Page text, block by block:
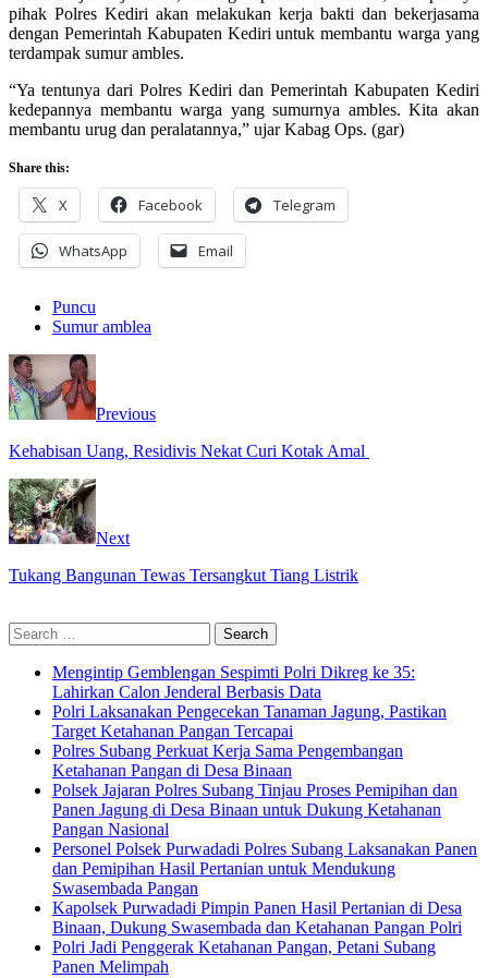
pihak Polres Kediri akan melakukan kerja bakti dan bekerjasama
dengan Pemerintah Kabupaten Kediri untuk membantu warga yang
terdampak sumur ambles.
“Ya tentunya dari Polres Kediri dan Pemerintah Kabupaten Kediri
kedepannya membantu warga yang sumurnya ambles. Kita akan
membantu urug dan peralatannya,” ujar Kabag Ops. (gar)
Share this:
X Facebook Telegram
WhatsApp Email
Puncu
Sumur amblea
Previous
Kehabisan Uang, Residivis Nekat Curi Kotak Amal
Next
Tukang Bangunan Tewas Tersangkut Tiang Listrik
Search
for:
Mengintip Gemblengan Sespimti Polri Dikreg ke 35:
Lahirkan Calon Jenderal Berbasis Data
Polri Laksanakan Pengecekan Tanaman Jagung, Pastikan
Target Ketahanan Pangan Tercapai
Polres Subang Perkuat Kerja Sama Pengembangan
Ketahanan Pangan di Desa Binaan
Polsek Jajaran Polres Subang Tinjau Proses Pemipihan dan
Panen Jagung di Desa Binaan untuk Dukung Ketahanan
Pangan Nasional
Personel Polsek Purwadadi Polres Subang Laksanakan Panen
dan Pemipihan Hasil Pertanian untuk Mendukung
Swasembada Pangan
Kapolsek Purwadadi Pimpin Panen Hasil Pertanian di Desa
Binaan, Dukung Swasembada dan Ketahanan Pangan Polri
Polri Jadi Penggerak Ketahanan Pangan, Petani Subang
Panen Melimpah